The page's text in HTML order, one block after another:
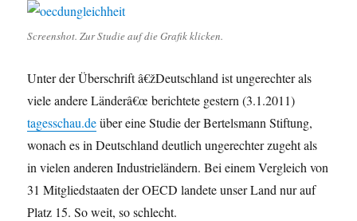
„Projekt“
der
„Was
kommt
in
Blick,
Screenshot. Zur Studie auf die Grafik klicken.
Unter der Überschrift â€žDeutschland ist ungerechter als
viele andere Länderâ€œ berichtete gestern (3.1.2011)
tagesschau.deüber eine Studie der Bertelsmann Stiftung,
wonach es in Deutschland deutlich ungerechter zugeht als
in vielen anderen Industrieländern. Bei einem Vergleich von
31 Mitgliedstaaten der OECD landete unser Land nur auf
Platz 15. So weit, so schlecht.